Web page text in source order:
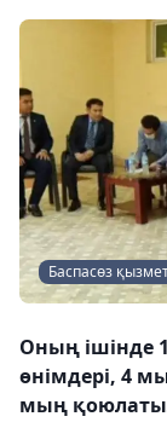
Баспасөз
Оның ішінде
өнімдері, 4
мың